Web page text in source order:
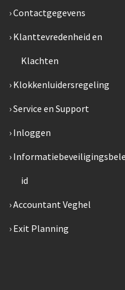
Contactgegevens
Klanttevredenheid en
Klachten
Klokkenluidersregeling
Service en Support
Inloggen
Informatiebeveiligingsbele
id
Accountant Veghel
Exit Planning